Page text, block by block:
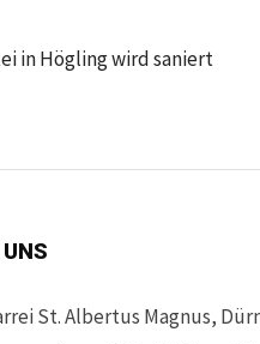
in Högling wird saniert
St. Albertus Magnus,